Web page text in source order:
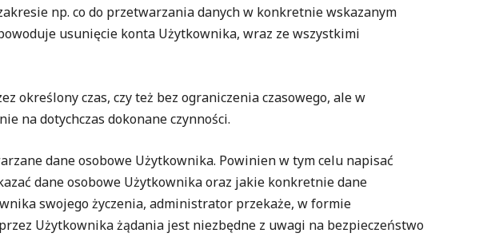
np. co do przetwarzania danych w konkretnie wskazanym
usunięcie konta Użytkownika, wraz ze wszystkimi
określony czas, czy też bez ograniczenia czasowego, ale w
na dotychczas dokonane czynności.
dane osobowe Użytkownika. Powinien w tym celu napisać
dane osobowe Użytkownika oraz jakie konkretnie dane
swojego życzenia, administrator przekaże, w formie
Użytkownika żądania jest niezbędne z uwagi na bezpieczeństwo